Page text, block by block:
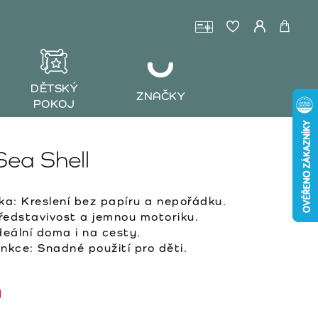
DĚTSKÝ
POKOJ
ZNAČKY
Shell
Kreslení bez papíru a nepořádku.
a jemnou motoriku.
doma i na cesty.
Snadné použití pro děti.